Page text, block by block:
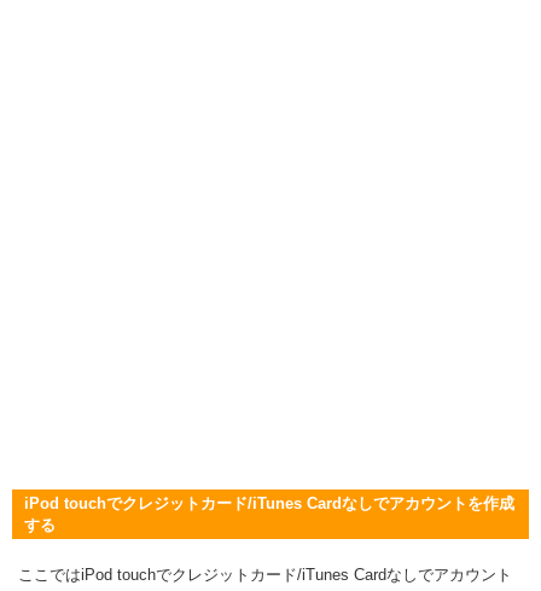
iPod touchでクレジットカード/iTunes Cardなしでアカウントを作成
する
ここではiPod touchでクレジットカード/iTunes Cardなしでアカウント